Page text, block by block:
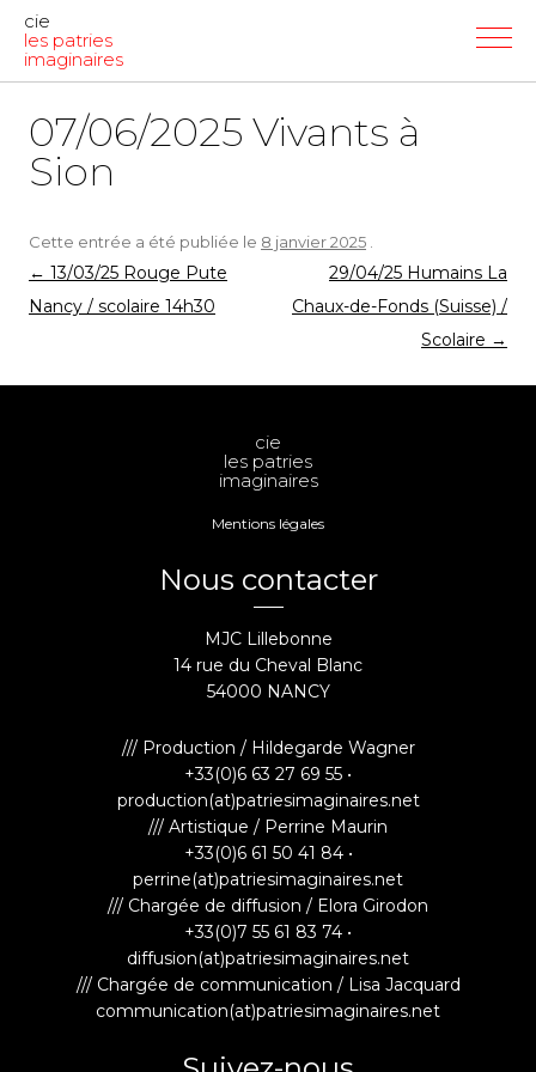
cie
les patries
imaginaires
07/06/2025 Vivants à
Sion
Cette entrée a été publiée le 8 janvier 2025
Navigation
des
← 13/03/25 Rouge Pute
Nancy / scolaire 14h30
29/04/25 Humains La
Chaux-de-Fonds (Suisse) /
Scolaire →
cie
les patries
imaginaires
Mentions légales
Nous contacter
MJC Lillebonne
14 rue du Cheval Blanc
54000 NANCY
/// Production / Hildegarde Wagner
+33(0)6 63 27 69 55 •
production(at)patriesimaginaires.net
/// Artistique / Perrine Maurin
+33(0)6 61 50 41 84 •
perrine(at)patriesimaginaires.net
/// Chargée de diffusion / Elora Girodon
+33(0)7 55 61 83 74 •
diffusion(at)patriesimaginaires.net
/// Chargée de communication / Lisa Jacquard
communication(at)patriesimaginaires.net